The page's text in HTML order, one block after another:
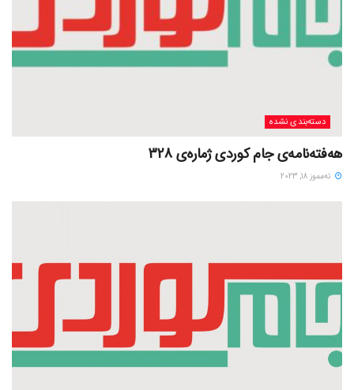
دسته‌بندی نشده
هەفتەنامەی جام کوردی ژمارەی 328
ته‌مموز 18, 2023